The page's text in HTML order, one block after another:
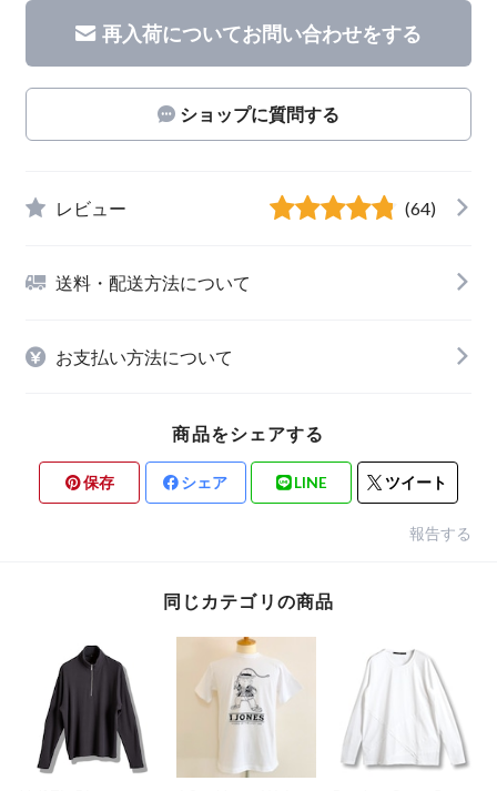
再入荷についてお問い合わせをする
ショップに質問する
レビュー (64)
送料・配送方法について
お支払い方法について
商品をシェアする
保存 シェア LINE ツイート
報告する
同じカテゴリの商品